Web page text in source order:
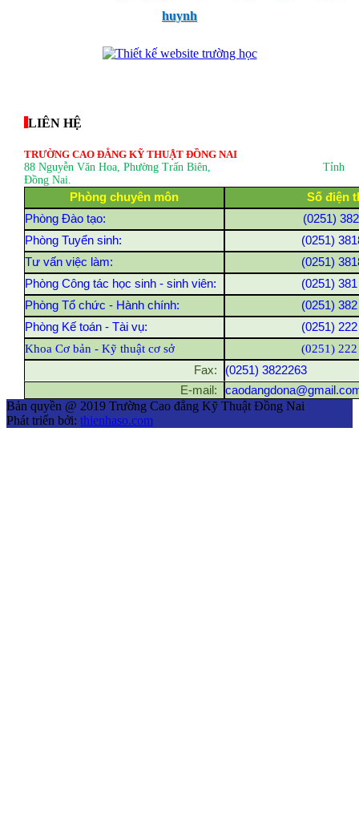
huynh
LIÊN HỆ
TRƯỜNG CAO ĐẲNG KỸ THUẬT ĐỒNG NAI
88 Nguyễn Văn Hoa, Phường Trấn Biên , Tỉnh
Đồng Nai.
Phòng chuyên môn
Số điện
Phòng Đào tạo:
(0251)
Phòng Tuyển sinh:
(0251)
Tư vấn việc làm:
(0251)
Phòng Công tác học sinh - sinh viên:
(0251)
Phòng Tổ chức - Hành chính:
(0251)
Phòng Kế toán - Tài vụ:
(0251)
Khoa Cơ bản - Kỹ thuật cơ sở
(0251)
Fax:
(0251) 3822263
E-mail:
Bản quyền @ 2019 Trường Cao đẳng Kỹ Thuật Đồng Nai
Phát triển bởi: thienhaso.com